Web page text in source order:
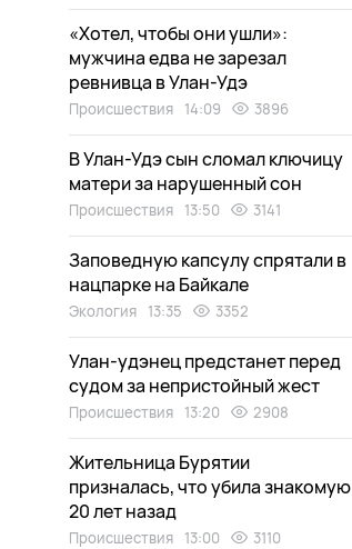
«Хотел, чтобы они ушли»:
мужчина едва не зарезал
ревнивца в Улан-Удэ
Происшествия 14:09 3896
В Улан-Удэ сын сломал ключицу
матери за нарушенный сон
Происшествия 13:50 3141
Заповедную капсулу спрятали в
нацпарке на Байкале
Экология 13:35 3352
Улан-удэнец предстанет перед
судом за непристойный жест
Происшествия 13:20 2908
Жительница Бурятии
призналась, что убила знакомую
20 лет назад
Происшествия 13:00 3110